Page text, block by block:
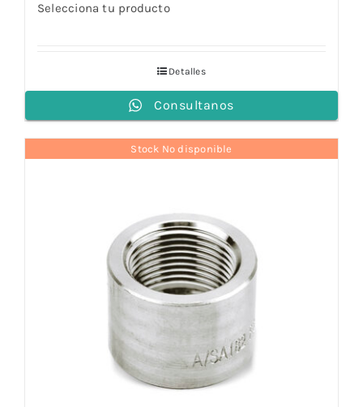
Selecciona tu producto
Detalles
Consultanos
Stock No disponible